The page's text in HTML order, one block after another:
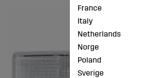
France
Italy
Netherlands
Norge
Poland
Sverige